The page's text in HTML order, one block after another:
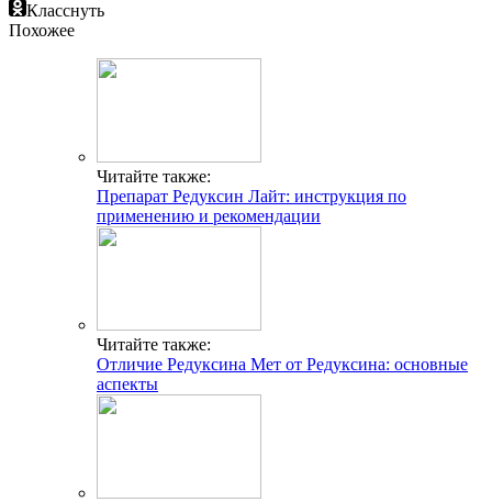
Класснуть
Похожее
Читайте также:
Препарат Редуксин Лайт: инструкция по
применению и рекомендации
Читайте также:
Отличие Редуксина Мет от Редуксина: основные
аспекты